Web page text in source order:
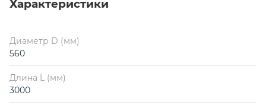
Характеристики
Диаметр D (мм)
560
Длина L (мм)
3000